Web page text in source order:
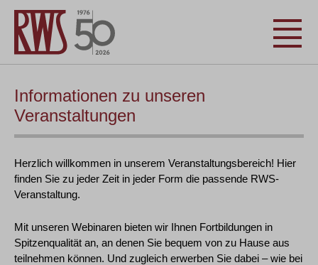
Informationen zu unseren
Veranstaltungen
Herzlich willkommen in unserem Veranstaltungsbereich! Hier
finden Sie zu jeder Zeit in jeder Form die passende RWS-
Veranstaltung.
Mit unseren Webinaren bieten wir Ihnen Fortbildungen in
Spitzenqualität an, an denen Sie bequem von zu Hause aus
teilnehmen können. Und zugleich erwerben Sie dabei – wie bei